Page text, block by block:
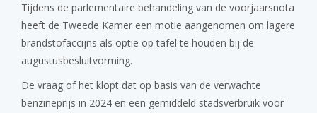
Tijdens de parlementaire behandeling van de voorjaarsnota
heeft de Tweede Kamer een motie aangenomen om lagere
brandstofaccijns als optie op tafel te houden bij de
augustusbesluitvorming.
De vraag of het klopt dat op basis van de verwachte
benzineprijs in 2024 en een gemiddeld stadsverbruik voor